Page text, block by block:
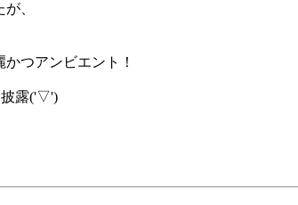
、
つアンビエント！
披露('▽')